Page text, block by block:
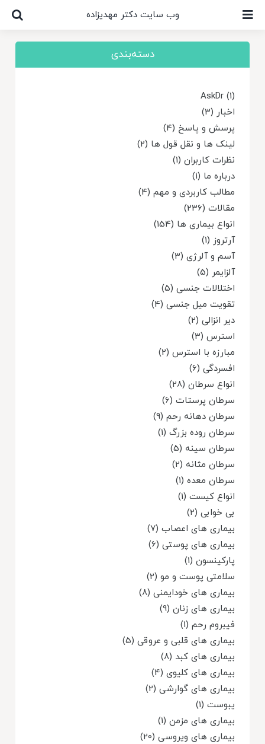
Skip
content
وب سایت دکتر مهدیزاده
دسته‌بندی
AskDr (1)
اخبار (3)
پرسش و پاسخ (4)
لینک ها و نقل قول ها (2)
نظرات کاربران (1)
درباره ما (1)
مطالب کاربردی و مهم (4)
مقالات (236)
انواع بیماری ها (154)
آرتروز (1)
آسم و آلرژی (3)
آلزایمر (5)
اختلالات جنسی (5)
تقویت میل جنسی (4)
دیر انزالی (2)
استرس (3)
مبارزه با استرس (2)
افسردگی (6)
انواع سرطان (28)
سرطان پرستات (6)
سرطان دهانه رحم (9)
سرطان روده بزرگ (1)
سرطان سینه (5)
سرطان مثانه (2)
سرطان معده (1)
انواع کیست (1)
بی خوابی (2)
بیماری های اعصاب (7)
بیماری های پوستی (6)
پارکینسون (1)
سلامتی پوست و مو (2)
بیماری های خودایمنی (8)
بیماری های زنان (9)
فیبروم رحم (1)
بیماری های قلبی و عروقی (5)
بیماری های کبد (8)
بیماری های کلیوی (4)
بیماری های گوارشی (2)
یبوست (1)
بیماری های مزمن (1)
بیماری های ویروسی (20)